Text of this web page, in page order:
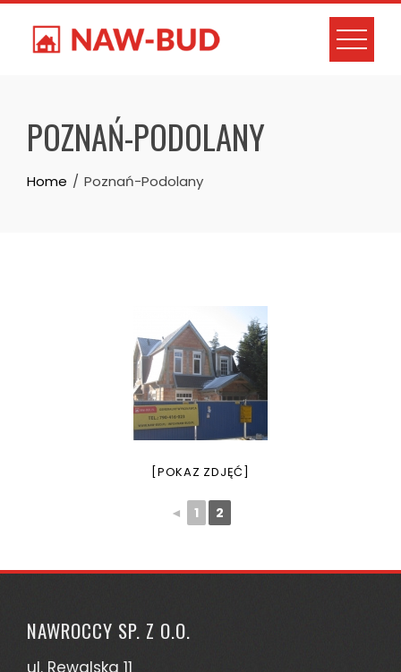
Skip
content
POZNAŃ-PODOLANY
Home Poznań-Podolany
[POKAZ ZDJĘĆ]
◄ 1 2
NAWROCCY SP. Z O.O.
ul. Rewalska 11